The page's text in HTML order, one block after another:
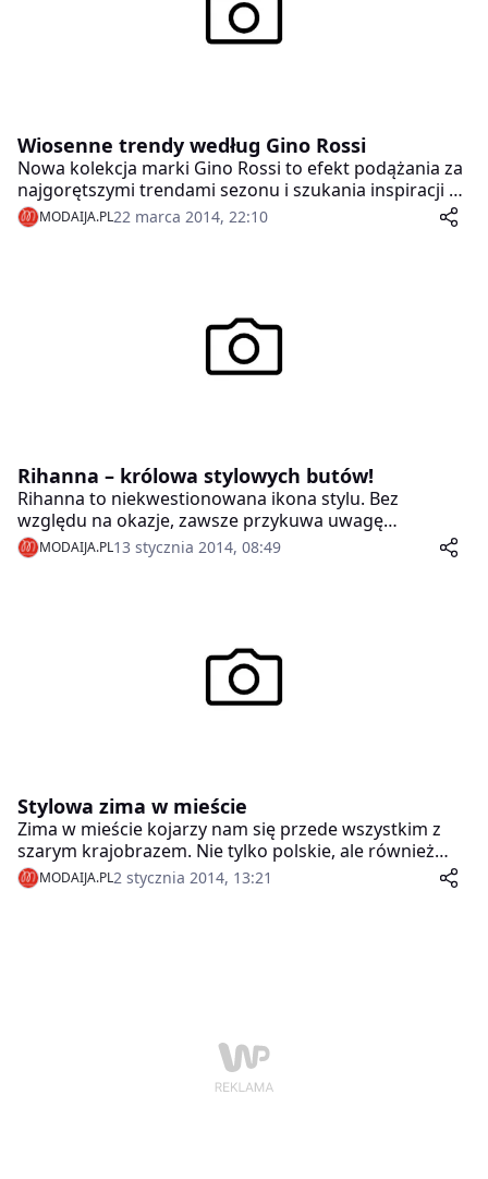
Wiosenne trendy według Gino Rossi
Nowa kolekcja marki Gino Rossi to efekt podążania za
najgorętszymi trendami sezonu i szukania inspiracji w
najbardziej nieoczywistych źródłach. Romantyczny i
delikatny styl etno znalazł swoje miejsce w damskiej
MODAIJA.PL22 marca 2014, 22:10
Rihanna – królowa stylowych butów!
Rihanna to niekwestionowana ikona stylu. Bez
względu na okazje, zawsze przykuwa uwagę
oryginalnymi i bardzo przemyślanymi strojami.
Zarówno na co dzień, jaki i na wielkie gale Riri pamięta
MODAIJA.PL13 stycznia 2014, 08:49
Stylowa zima w mieście
Zima w mieście kojarzy nam się przede wszystkim z
szarym krajobrazem. Nie tylko polskie, ale również
zagraniczne marki przygotowały mnóstwo ciekawych
propozycji, dzięki którym z łatwością stworzymy
MODAIJA.PL2 stycznia 2014, 13:21